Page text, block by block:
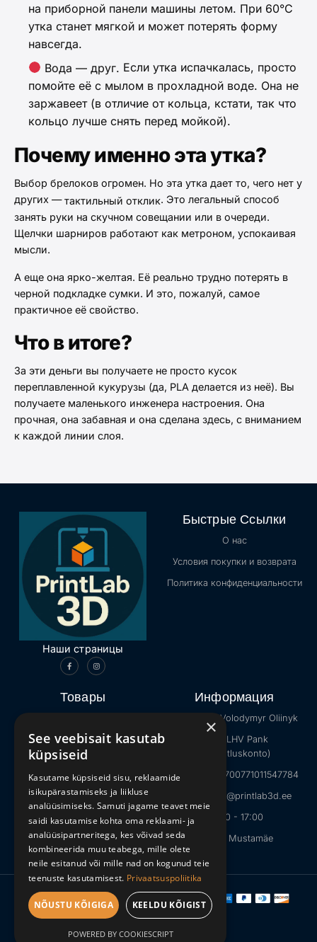
на приборной панели машины летом. При 60°C
утка станет мягкой и может потерять форму
навсегда.
Вода — друг. Если утка испачкалась, просто
помойте её с мылом в прохладной воде. Она не
заржавеет (в отличие от кольца, кстати, так что
кольцо лучше снять перед мойкой).
Почему именно эта утка?
Выбор брелоков огромен. Но эта утка дает то, чего нет у
других —тактильный отклик. Это легальный способ
занять руки на скучном совещании или в очереди.
Щелчки шарниров работают как метроном, успокаивая
мысли.
А еще она ярко-желтая. Её реально трудно потерять в
черной подкладке сумки. И это, пожалуй, самое
практичное её свойство.
Что в итоге?
За эти деньги вы получаете не просто кусок
переплавленной кукурузы (да, PLA делается из неё). Вы
получаете маленького инженера настроения. Она
прочная, она забавная и она сделана здесь, с вниманием
к каждой линии слоя.
Наши страницы
Быстрые Ссылки
О нас
Условия покупки и возврата
Политика конфиденциальности
Товары
Интернет-мемы
Животные
Minecraft
Игрушки на Хэллоуин
Информация
Продавец: Volodymyr Oliinyk
Банк: LHV Pank
(ettevõtluskonto)
IBAN: EE027700771011547784
E-mail: info@printlab3d.ee
09:00 - 17:00
Tallinn, Mustamäe
Copyright © 2026
PrintLab3D
| All Rights Reserved.
×
See veebisait kasutab
küpsiseid
Kasutame küpsiseid sisu, reklaamide
isikupärastamiseks ja liikluse
analüüsimiseks. Samuti jagame teavet meie
saidi kasutamise kohta oma reklaami- ja
analüüsipartneritega, kes võivad seda
kombineerida muu teabega, mille olete
neile esitanud või mille nad on kogunud teie
teenuste kasutamisest. Privaatsuspoliitika
NÕUSTU KÕIGIGA KEELDU KÕIGIST
POWERED BY COOKIESCRIPT